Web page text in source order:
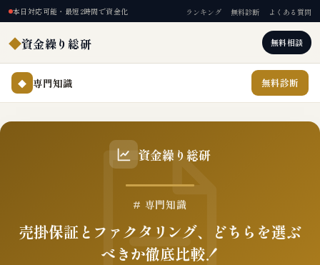
本日対応可能・最短2時間で資金化 ランキング 無料診断 よくある質問
◆資金繰り総研 無料相談
◆ 専門知識 無料診断
資金繰り総研
# 専門知識
売掛保証とファクタリング、どちらを選ぶ
べきか徹底比較！